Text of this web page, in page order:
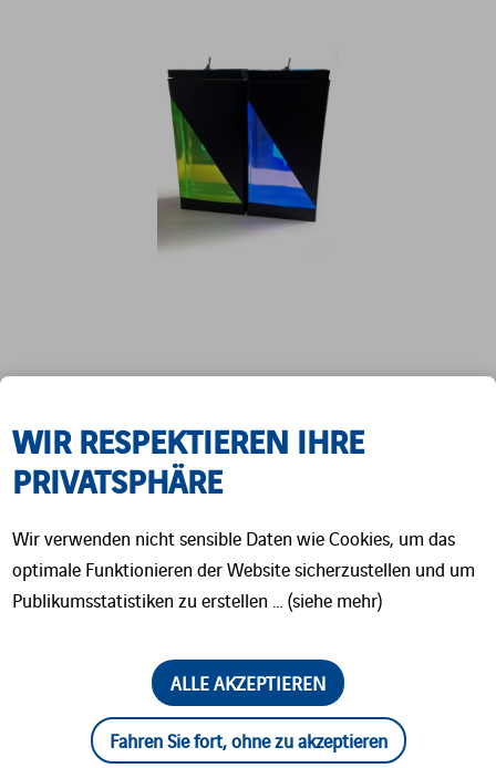
Plastikszintillator SP33 auf den Markt
gebracht. Das Besondere an diesem
längeren Wellenlängen emittiert als andere
Modelle. Der SP 33 ist das Ergebnis einer
Forschungspartner, der CEA LIST (Frankreich).
Die Szintillatormatrix basiert auf Polystyrol,
wie auch andere organische Szintillatoren von
WIR RESPEKTIEREN IHRE
PRIVATSPHÄRE
Wir verwenden nicht sensible Daten wie Cookies, um das
optimale Funktionieren der Website sicherzustellen und um
Publikumsstatistiken zu erstellen … (siehe mehr)
ALLE AKZEPTIEREN
Fahren Sie fort, ohne zu akzeptieren